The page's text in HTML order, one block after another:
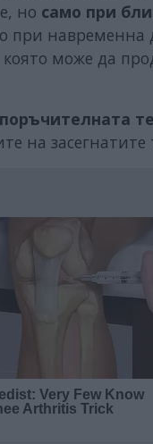
но само при
навременна
която може да
на